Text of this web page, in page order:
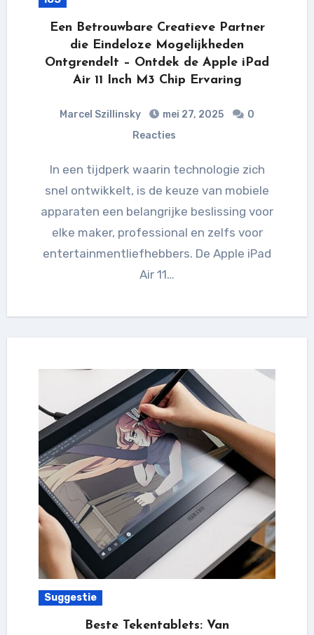
Een Betrouwbare Creatieve Partner
die Eindeloze Mogelijkheden
Ontgrendelt – Ontdek de Apple iPad
Air 11 Inch M3 Chip Ervaring
Marcel Szillinsky mei 27, 2025
0
Reacties
In een tijdperk waarin technologie zich
snel ontwikkelt, is de keuze van mobiele
apparaten een belangrijke beslissing voor
elke maker, professional en zelfs voor
entertainmentliefhebbers. De Apple iPad
Air 11…
Suggestie
Beste Tekentablets: Van